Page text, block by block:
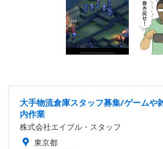
大手物流倉庫スタッフ募集/ゲームや
内作業
株式会社エイブル・スタッフ
東京都